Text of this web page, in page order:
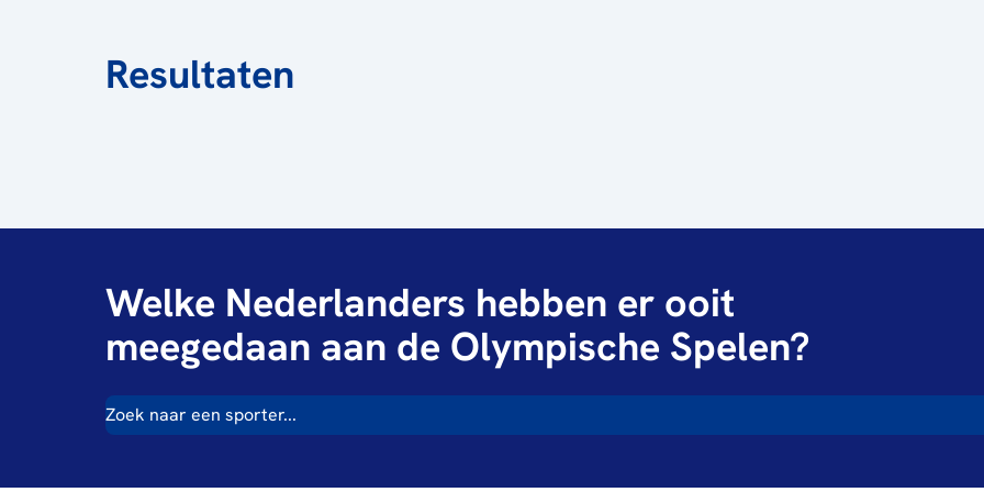
Resultaten
Welke Nederlanders hebben er ooit
meegedaan aan de Olympische Spelen?